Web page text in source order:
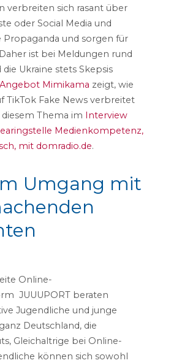
verbreiten sich rasant über
oder Social Media und
Propaganda und sorgen für
ist bei Meldungen rund
Ukraine stets Skepsis
Angebot Mimikama zeigt, wie
TikTok Fake News verbreitet
Thema im Interview
Medienkompetenz,
mit domradio.de.
Umgang mit
Online-
JUUUPORT beraten
Jugendliche und junge
Deutschland, die
Gleichaltrige bei Online-
können sich sowohl